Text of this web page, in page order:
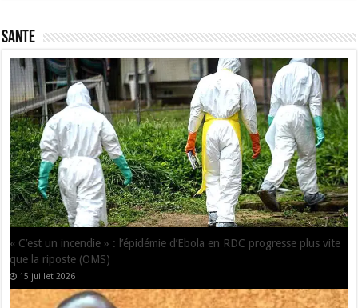
SANTE
Ebola : OIM lance un appel de 55,8 millions de Dollars pour renforcer
la riposte dans 11 pays de la région
25 juin 2026